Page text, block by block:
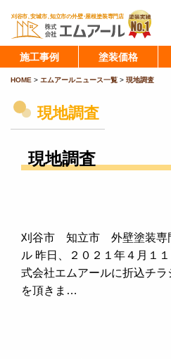
施工事例 塗装価格
HOME > エムアールニュース一覧 > 現地調査
現地調査
現地調査
刈谷市 知立市 外壁塗装専
ル 昨日、２０２１年４月１
式会社エムアールに折込チ
を頂きま…